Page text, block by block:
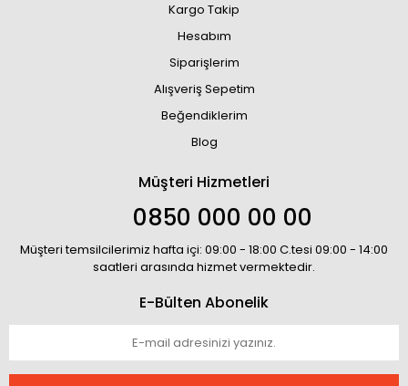
Kargo Takip
Hesabım
Siparişlerim
Alışveriş Sepetim
Beğendiklerim
Blog
Müşteri Hizmetleri
0850 000 00 00
Müşteri temsilcilerimiz hafta içi: 09:00 - 18:00 C.tesi 09:00 - 14:00
saatleri arasında hizmet vermektedir.
E-Bülten Abonelik